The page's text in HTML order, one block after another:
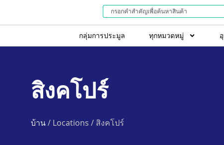
กลุ่มการประมูล ทุกหมวดหมู่
สิงคโปร์
บ้าน/ Locations / สิงคโปร์